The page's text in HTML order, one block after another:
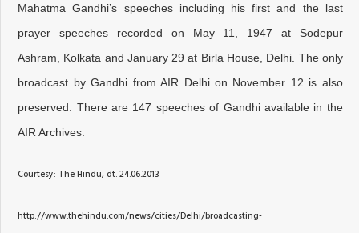
Mahatma Gandhi’s speeches including his first and the last
prayer speeches recorded on May 11, 1947 at Sodepur
Ashram, Kolkata and January 29 at Birla House, Delhi. The only
broadcast by Gandhi from AIR Delhi on November 12 is also
preserved. There are 147 speeches of Gandhi available in the
AIR Archives.
Courtesy: The Hindu, dt. 24.06.2013
http://www.thehindu.com/news/cities/Delhi/broadcasting-